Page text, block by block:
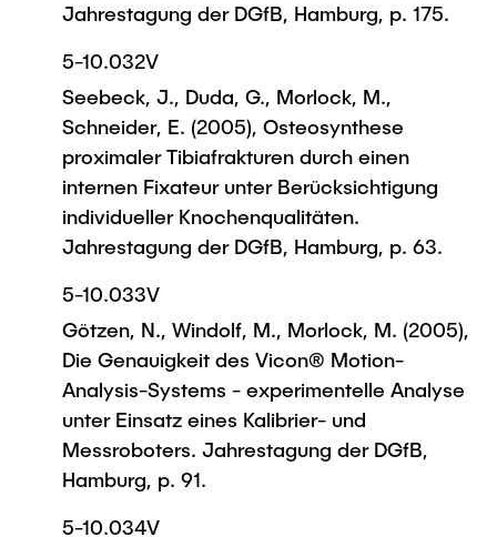
Jahrestagung der DGfB, Hamburg, p. 175.
5-10.032V
Seebeck, J., Duda, G., Morlock, M.,
Schneider, E. (2005), Osteosynthese
proximaler Tibiafrakturen durch einen
internen Fixateur unter Berücksichtigung
individueller Knochenqualitäten.
Jahrestagung der DGfB, Hamburg, p. 63.
5-10.033V
Götzen, N., Windolf, M., Morlock, M. (2005),
Die Genauigkeit des Vicon® Motion-
Analysis-Systems - experimentelle Analyse
unter Einsatz eines Kalibrier- und
Messroboters. Jahrestagung der DGfB,
Hamburg, p. 91.
5-10.034V